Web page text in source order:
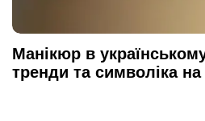
Манікюр в
тренди та символіка на